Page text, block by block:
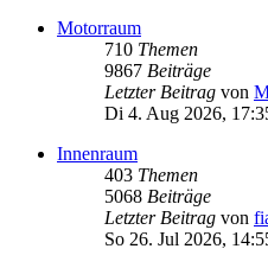
Motorraum
710 Themen
9867 Beiträge
Letzter Beitrag von
Di 4. Aug 2026,
Innenraum
403 Themen
5068 Beiträge
Letzter Beitrag von
So 26. Jul 2026,